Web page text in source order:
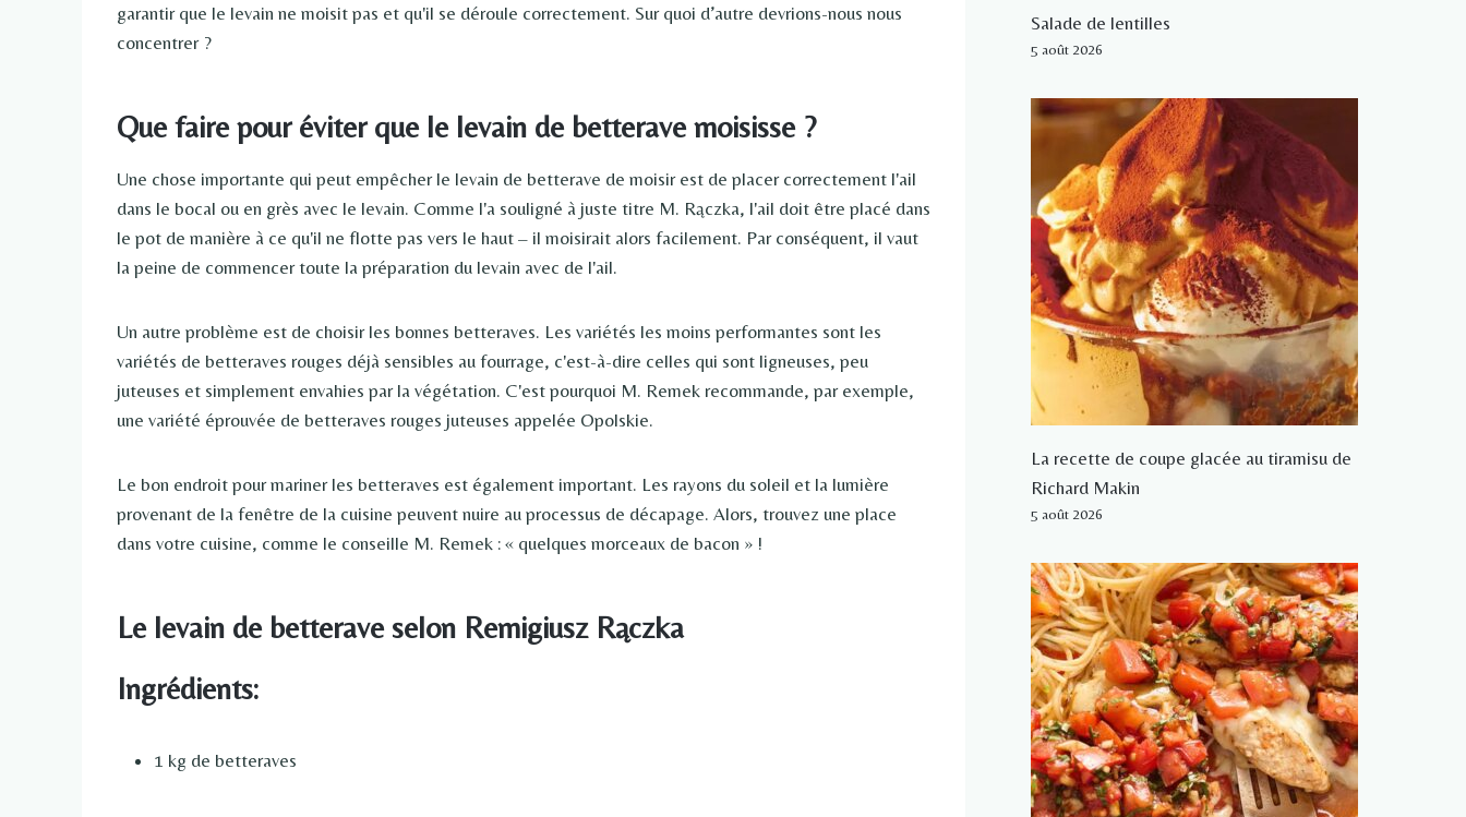
garantir que le levain ne moisit pas et qu'il se déroule correctement. Sur quoi d’autre devrions-nous nous
concentrer ?
Que faire pour éviter que le levain de betterave moisisse ?
Une chose importante qui peut empêcher le levain de betterave de moisir est de placer correctement l'ail
dans le bocal ou en grès avec le levain. Comme l'a souligné à juste titre M. Rączka, l'ail doit être placé dans
le pot de manière à ce qu'il ne flotte pas vers le haut – il moisirait alors facilement. Par conséquent, il vaut
la peine de commencer toute la préparation du levain avec de l'ail.
Un autre problème est de choisir les bonnes betteraves. Les variétés les moins performantes sont les
variétés de betteraves rouges déjà sensibles au fourrage, c'est-à-dire celles qui sont ligneuses, peu
juteuses et simplement envahies par la végétation. C'est pourquoi M. Remek recommande, par exemple,
une variété éprouvée de betteraves rouges juteuses appelée Opolskie.
Le bon endroit pour mariner les betteraves est également important. Les rayons du soleil et la lumière
provenant de la fenêtre de la cuisine peuvent nuire au processus de décapage. Alors, trouvez une place
dans votre cuisine, comme le conseille M. Remek : « quelques morceaux de bacon » !
Le levain de betterave selon Remigiusz Rączka
Ingrédients:
1 kg de betteraves
Salade de lentilles
5 août 2026
La recette de coupe glacée au tiramisu de
Richard Makin
5 août 2026